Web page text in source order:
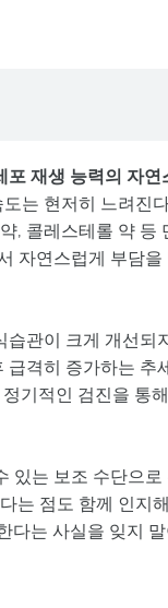
포 재생 능력의 자연
는 현저히 느려진
, 콜레스테롤 약 등
자연스럽게 부담을
습관이 크게 개선되
격히 증가하는 추
기적인 검진을 통
있는 보조 수단으로
는 점도 함께 인지
다는 사실을 잊지